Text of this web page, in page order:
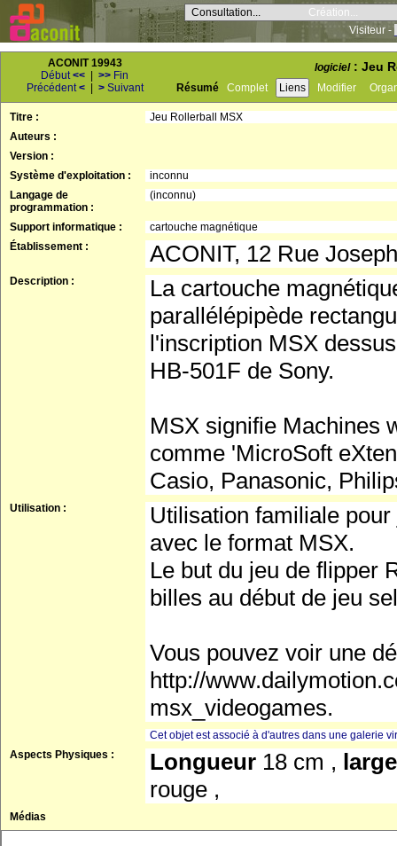
Consultation...
Création...
Visiteur -
ACONIT 19943
Début<< >> Fin
Précédent< > Suivant
logiciel: Jeu
Résumé Complet Liens Modifier
Titre :
Jeu Rollerball MSX
Auteurs :
Version :
Système d'exploitation :
inconnu
Langage de
programmation :
(inconnu)
Support informatique :
cartouche magnétique
Établissement :
ACONIT, 12 Rue
Description :
La cartouche
parallélépipède
l'inscription MSX
HB-501F de Sony.
MSX signifie Machines
comme 'MicroSoft
Casio, Panasonic,
Utilisation :
Utilisation familiale
avec le format MSX.
Le but du jeu de flipper
billes au début de jeu
Vous pouvez voir une
http://
msx_videogames.
Cet objet est associé à d'autres dans une galerie
Aspects Physiques :
Longueur 18 cm ,
rouge ,
Médias